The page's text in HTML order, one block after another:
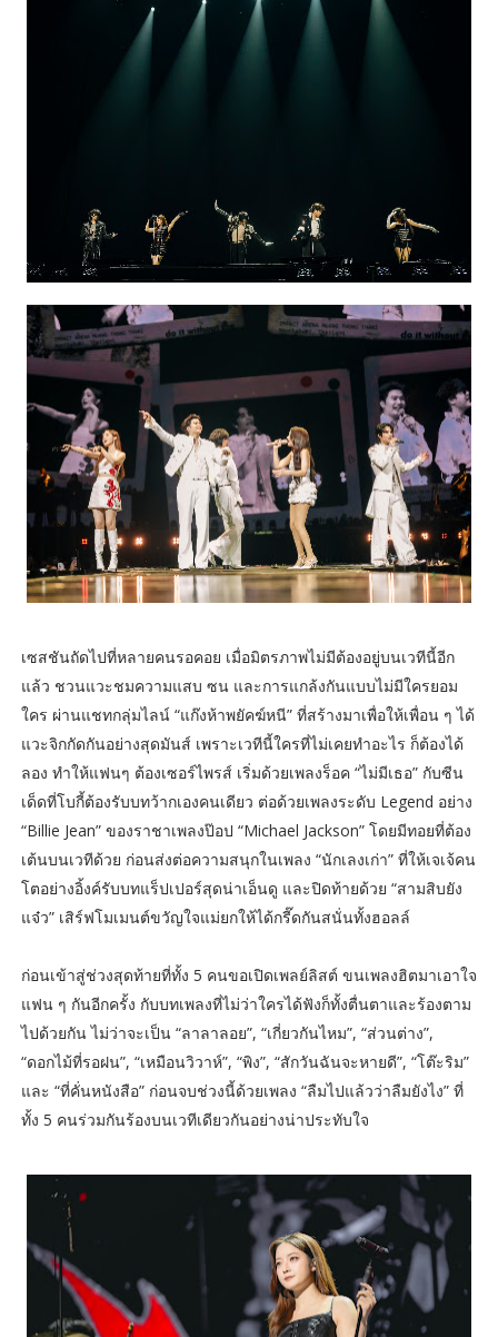
เซสชันถัดไปที่หลายคนรอคอย เมื่อมิตรภาพไม่มีต้องอยู่บนเวทีนี้อีก
แล้ว ชวนแวะชมความแสบ ซน และการแกล้งกันแบบไม่มีใครยอม
ใคร ผ่านแชทกลุ่มไลน์ “แก๊งห้าพยัคฆ์หนี” ที่สร้างมาเพื่อให้เพื่อน ๆ ได้
แวะจิกกัดกันอย่างสุดมันส์ เพราะเวทีนี้ใครที่ไม่เคยทำอะไร ก็ต้องได้
ลอง ทำให้แฟนๆ ต้องเซอร์ไพรส์ เริ่มด้วยเพลงร็อค “ไม่มีเธอ” กับซีน
เด็ดที่โบกี้ต้องรับบทว้ากเองคนเดียว ต่อด้วยเพลงระดับ Legend อย่าง
“Billie Jean” ของราชาเพลงป๊อป “Michael Jackson” โดยมีทอยที่ต้อง
เต้นบนเวทีด้วย ก่อนส่งต่อความสนุกในเพลง “นักเลงเก่า” ที่ให้เจเจ้คน
โตอย่างอิ้งค์รับบทแร็ปเปอร์สุดน่าเอ็นดู และปิดท้ายด้วย “สามสิบยัง
แจ๋ว” เสิร์ฟโมเมนต์ขวัญใจแม่ยกให้ได้กรี๊ดกันสนั่นทั้งฮอลล์
ก่อนเข้าสู่ช่วงสุดท้ายที่ทั้ง 5 คนขอเปิดเพลย์ลิสต์ ขนเพลงฮิตมาเอาใจ
แฟน ๆ กันอีกครั้ง กับบทเพลงที่ไม่ว่าใครได้ฟังก็ทั้งตื่นตาและร้องตาม
ไปด้วยกัน ไม่ว่าจะเป็น “ลาลาลอย”, “เกี่ยวกันไหม”, “ส่วนต่าง”,
“ดอกไม้ที่รอฝน”, “เหมือนวิวาห์”, “พิง”, “สักวันฉันจะหายดี”, “โต๊ะริม”
และ “ที่คั่นหนังสือ” ก่อนจบช่วงนี้ด้วยเพลง “ลืมไปแล้วว่าลืมยังไง” ที่
ทั้ง 5 คนร่วมกันร้องบนเวทีเดียวกันอย่างน่าประทับใจ